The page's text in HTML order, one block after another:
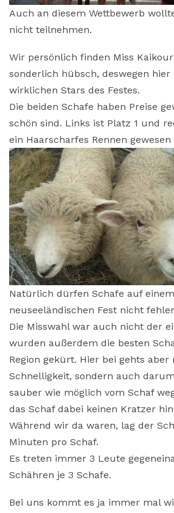
Auch an diesem Wettbewerb
nicht teilnehmen.
Wir persönlich finden Miss
sonderlich hübsch, deswegen hier
wirklichen Stars des Festes.
Die beiden Schafe haben Preise
schön sind. Links ist Platz 1 und
ein Haarscharfes Rennen gewesen
Natürlich dürfen Schafe auf
neuseeländischen Fest nicht
Die Misswahl war auch nicht der
wurden außerdem die besten
Region gekürt. Hier bei gehts
Schnelligkeit, sondern auch
sauber wie möglich vom Schaf
das Schaf dabei keinen Kratzer
Während wir da waren, lag der
Minuten pro Schaf.
Es treten immer 3 Leute
Schähren je 3 Schafe.
Bei uns kommt es ja immer mal